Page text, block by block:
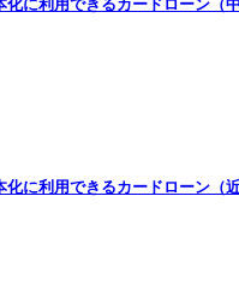
化に利用できるカードローン（
化に利用できるカードローン